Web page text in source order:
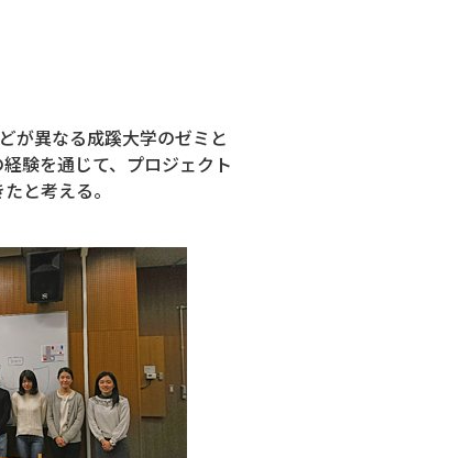
が異なる成蹊大学のゼミと
験を通じて、プロジェクト
と考える。